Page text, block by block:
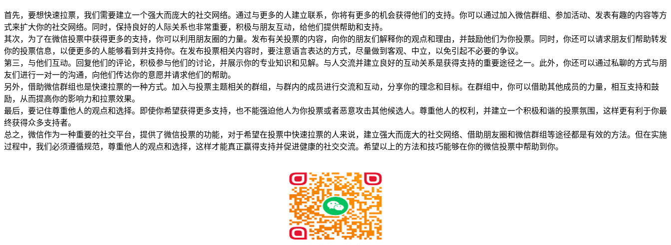
首先，要想快速拉票，我们需要建立一个强大而庞大的社交网络。通过与更多的人建立联系，你将有更多的机会获得他们的支持。你可以通过加入微信群组、参加活动、发表有趣的内容等方
式来扩大你的社交网络。同时，保持良好的人际关系也非常重要，积极与朋友互动，给他们提供帮助和支持。
其次，为了在微信投票中获得更多的支持，你可以利用朋友圈的力量。发布有关投票的内容，向你的朋友们解释你的观点和理由，并鼓励他们为你投票。同时，你还可以请求朋友们帮助转发
你的投票信息，以便更多的人能够看到并支持你。在发布投票相关内容时，要注意语言表达的方式，尽量做到客观、中立，以免引起不必要的争议。
第三，与他们互动。回复他们的评论，积极参与他们的讨论，并展示你的专业知识和见解。与人交流并建立良好的互动关系是获得支持的重要途径之一。此外，你还可以通过私聊的方式与朋
友们进行一对一的沟通，向他们传达你的意愿并请求他们的帮助。
另外，借助微信群组也是快速拉票的一种方式。加入与投票主题相关的群组，与群内的成员进行交流和互动，分享你的理念和目标。在群组中，你可以借助其他成员的力量，相互支持和鼓
励，从而提高你的影响力和拉票效果。
最后，要记住尊重他人的观点和选择。即使你希望获得更多支持，也不能强迫他人为你投票或者恶意攻击其他候选人。尊重他人的权利，并建立一个积极和谐的投票氛围，这样更有利于你最
终获得众多支持者。
总之，微信作为一种重要的社交平台，提供了微信投票的功能，对于希望在投票中快速拉票的人来说，建立强大而庞大的社交网络、借助朋友圈和微信群组等途径都是有效的方法。但在实施
过程中，我们必须遵循规范，尊重他人的观点和选择，这样才能真正赢得支持并促进健康的社交交流。希望以上的方法和技巧能够在你的微信投票中帮助到你。